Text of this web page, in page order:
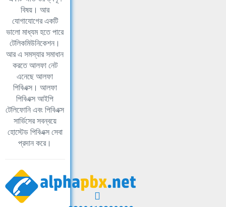
বিষয়। আর
যোগাযোগের একটি
ভালো মাধ্যম হতে পারে
টেলিকমিউনিকেশন।
আর এ সমস্যার সমাধান
করতে আলফা নেট
এনেছে আলফা
পিবিএক্স। আলফা
পিবিএক্স আইপি
টেলিফোনি এবং পিবিএক্স
সার্ভিসের সবন্বয়ে
হোস্টেড পিবিএক্স সেবা
প্রদান করে।